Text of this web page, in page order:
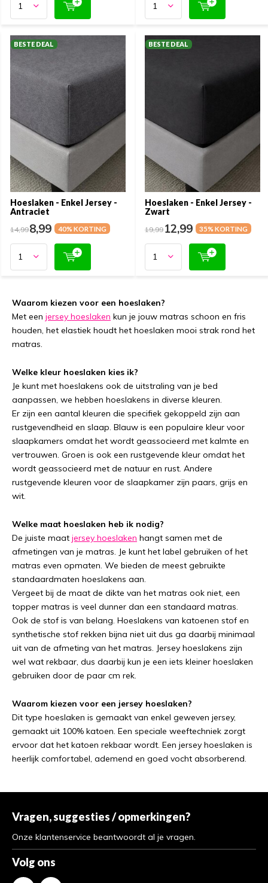
Hoeslaken - Enkel Jersey -
Antraciet
BESTE DEAL
14,998,99 40% KORTING
Hoeslaken - Enkel Jersey -
Zwart
BESTE DEAL
19,9912,99 35% KORTING
Waarom kiezen voor een hoeslaken?
Met een jersey hoeslaken kun je jouw matras schoon en fris
houden, het elastiek houdt het hoeslaken mooi strak rond het
matras.
Welke kleur hoeslaken kies ik?
Je kunt met hoeslakens ook de uitstraling van je bed
aanpassen, we hebben hoeslakens in diverse kleuren.
Er zijn een aantal kleuren die specifiek gekoppeld zijn aan
rustgevendheid en slaap. Blauw is een populaire kleur voor
slaapkamers omdat het wordt geassocieerd met kalmte en
vertrouwen. Groen is ook een rustgevende kleur omdat het
wordt geassocieerd met de natuur en rust. Andere
rustgevende kleuren voor de slaapkamer zijn paars, grijs en
wit.
Welke maat hoeslaken heb ik nodig?
De juiste maat jersey hoeslaken hangt samen met de
afmetingen van je matras. Je kunt het label gebruiken of het
matras even opmaten. We bieden de meest gebruikte
standaardmaten hoeslakens aan.
Vergeet bij de maat de dikte van het matras ook niet, een
topper matras is veel dunner dan een standaard matras.
Ook de stof is van belang. Hoeslakens van katoenen stof en
synthetische stof rekken bijna niet uit dus ga daarbij minimaal
uit van de afmeting van het matras. Jersey hoeslakens zijn
wel wat rekbaar, dus daarbij kun je een iets kleiner hoeslaken
gebruiken door de paar cm rek.
Waarom kiezen voor een jersey hoeslaken?
Dit type hoeslaken is gemaakt van enkel geweven jersey,
gemaakt uit 100% katoen. Een speciale weeftechniek zorgt
ervoor dat het katoen rekbaar wordt. Een jersey hoeslaken is
heerlijk comfortabel, ademend en goed vocht absorberend.
Vragen, suggesties / opmerkingen?
Onze klantenservice beantwoordt al je vragen.
Volg ons